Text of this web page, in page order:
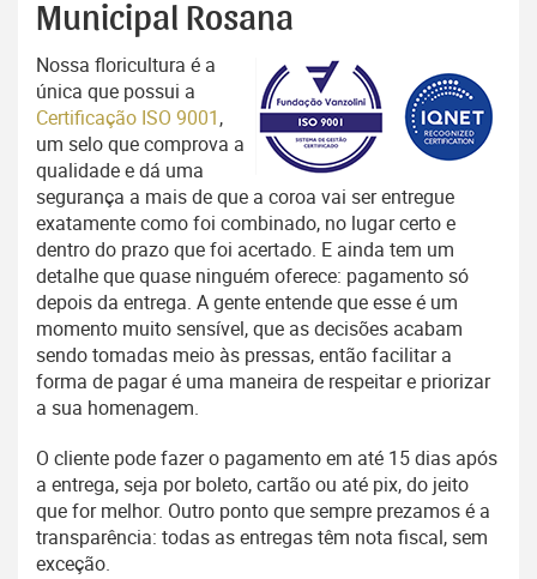
Municipal Rosana
Nossa floricultura é a
única que possui a
Certificação ISO 9001,
um selo que comprova a
qualidade e dá uma
segurança a mais de que a coroa vai ser entregue
exatamente como foi combinado, no lugar certo e
dentro do prazo que foi acertado. E ainda tem um
detalhe que quase ninguém oferece: pagamento só
depois da entrega. A gente entende que esse é um
momento muito sensível, que as decisões acabam
sendo tomadas meio às pressas, então facilitar a
forma de pagar é uma maneira de respeitar e priorizar
a sua homenagem.
O cliente pode fazer o pagamento em até 15 dias após
a entrega, seja por boleto, cartão ou até pix, do jeito
que for melhor. Outro ponto que sempre prezamos é a
transparência: todas as entregas têm nota fiscal, sem
exceção.